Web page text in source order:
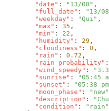
        "date"
: "13/08"
        "full_date"
: "13/
        "weekday"
: "Qui"
        "max"
: 35
        "min"
: 22
        "humidity"
: 29
        "cloudiness"
: 0
        "rain"
: 0.72
        "rain_probability"
:
        "wind_speedy"
:
        "sunrise"
: "05:45
        "sunset"
: "05:38
        "moon_phase"
: "new"
        "description"
:
        "condition"
: